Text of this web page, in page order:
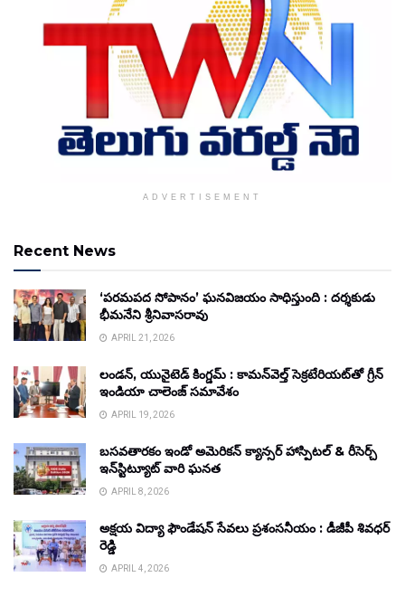
ADVERTISEMENT
Recent News
‘పరమపద సోపానం’ ఘనవిజయం సాధిస్తుంది : దర్శకుడు
భీమనేని శ్రీనివాసరావు
APRIL 21, 2026
లండన్, యునైటెడ్ కింగ్డమ్ : కామన్‌వెల్త్ సెక్రటేరియట్‌తో గ్రీన్
ఇండియా చాలెంజ్ సమావేశం
APRIL 19, 2026
బసవతారకం ఇండో అమెరికన్ క్యాన్సర్ హాస్పిటల్ & రీసెర్చ్
ఇన్‌స్టిట్యూట్ వారి ఘనత
APRIL 8, 2026
అక్షయ విద్యా ఫౌండేషన్ సేవలు ప్రశంసనీయం : డీజీపీ శివధర్
రెడ్డి
APRIL 4, 2026